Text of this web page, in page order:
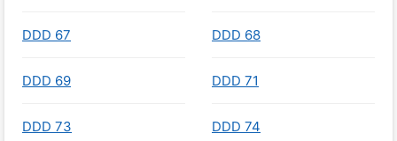
DDD 67 DDD 68
DDD 69 DDD 71
DDD 73 DDD 74